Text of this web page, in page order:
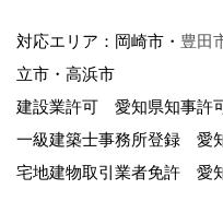
対応エリア：岡崎市・ 豊田
立市・高浜市
建設業許可 愛知県知事許
一級建築士事務所登録 愛
宅地建物取引業者免許 愛